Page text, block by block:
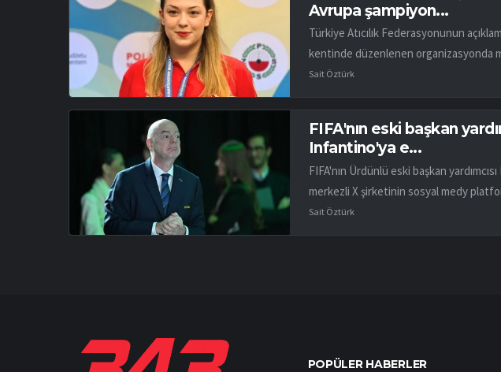
Avrupa şampiyon...
Türkiye Atıcılık Federasyonunun
kentinde düzenlenen organizasyonda
Sait Öztürk
FIFA'nın eski başkan
Infantino'ya e...
FIFA'nın Ürdünlü eski başkan
merkezli X şirketinin sosyal medy
Sait Öztürk
POPÜLER HABERLER